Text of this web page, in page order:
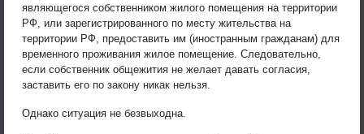
являющегося собственником жилого помещения на территории
РФ, или зарегистрированного по месту жительства на
территории РФ, предоставить им (иностранным гражданам) для
временного проживания жилое помещение. Следовательно,
если собственник общежития не желает давать согласия,
заставить его по закону никак нельзя.
Однако ситуация не безвыходна.